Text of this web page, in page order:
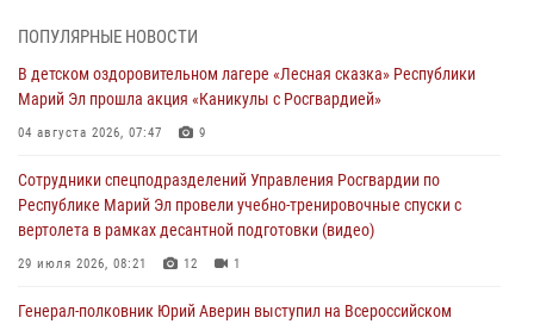
провели более 90 проверок мест хранения гражданского оружия
06 августа 2026, 08:00
В Марий Эл сотрудники вневедомственной охраны Росгвардии за
05 августа 2026, 09:44
В Марий Эл для сотрудников Росгвардии прошло занятие,
посвящённое памяти генерала армии Ивана Кирилловича Яковлева
ПОПУЛЯРНЫЕ НОВОСТИ
В детском оздоровительном лагере «Лесная сказка» Республики
Марий Эл прошла акция «Каникулы с Росгвардией»
04 августа 2026, 07:47 9
Сотрудники спецподразделений Управления Росгвардии по
Республике Марий Эл провели учебно-тренировочные спуски с
вертолета в рамках десантной подготовки (видео)
29 июля 2026, 08:21 12 1
Генерал-полковник Юрий Аверин выступил на Всероссийском